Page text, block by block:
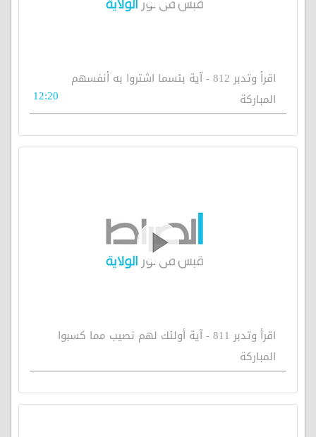
اقرأ وتدبر 812 - آية بئسما اشتروا به أنفسهم
المباركة
12:20
اقرأ وتدبر 811 - آية أولئك لهم نصيب مما كسبوا
المباركة